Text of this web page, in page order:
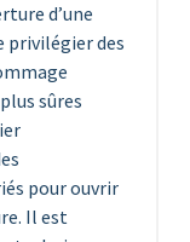
d’une
privilégier des
sûres
pour ouvrir
Il est